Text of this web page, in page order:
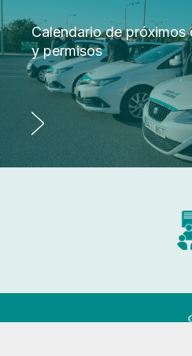
Calendario de próximos
y permisos